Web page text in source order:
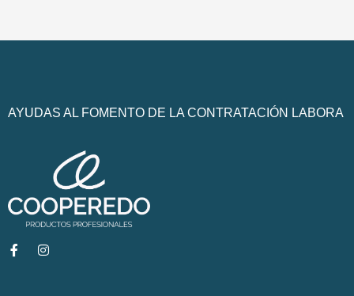
AYUDAS AL FOMENTO DE LA CONTRATACIÓN LABORA